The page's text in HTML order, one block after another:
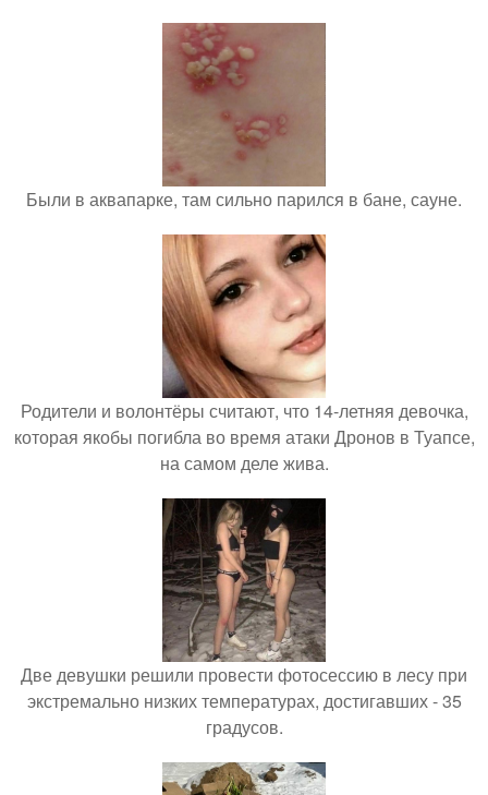
Были в аквапарке, там сильно парился в бане, сауне.
Родители и волонтёры считают, что 14-летняя девочка,
которая якобы погибла во время атаки Дронов в Туапсе,
на самом деле жива.
Две девушки решили провести фотосессию в лесу при
экстремально низких температурах, достигавших - 35
градусов.